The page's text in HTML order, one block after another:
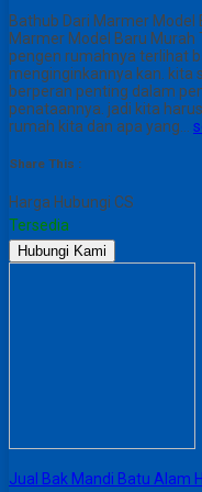
Bathub Dari Marmer Model
Marmer Model Baru Murah
pengen rumahnya terlihat
menginginkannya kan. kita
berperan penting dalam
penataannya. jadi kita
rumah kita dan apa yang…
Share This :
Harga Hubungi CS
Tersedia
Hubungi Kami
Jual Bak Mandi Batu Alam